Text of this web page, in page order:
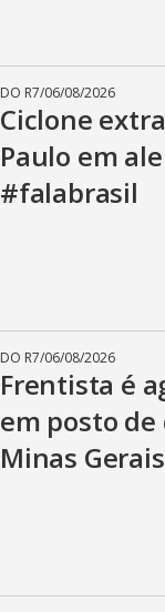
DO R7/06/08/2026
Ciclone
Paulo em
#falabrasil
DO R7/06/08/2026
Frentista é
em posto
Minas